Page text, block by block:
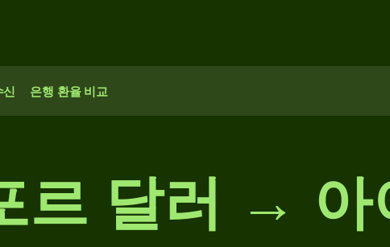
신 은행 환율 비교
르 달러 → 아